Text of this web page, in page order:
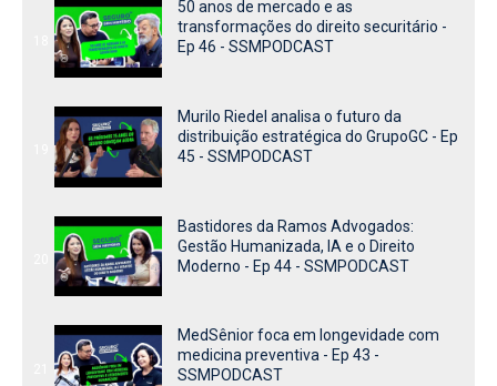
50 anos de mercado e as
transformações do direito securitário -
Ep 46 - SSMPODCAST
Murilo Riedel analisa o futuro da
distribuição estratégica do GrupoGC - Ep
45 - SSMPODCAST
Bastidores da Ramos Advogados:
Gestão Humanizada, IA e o Direito
Moderno - Ep 44 - SSMPODCAST
MedSênior foca em longevidade com
medicina preventiva - Ep 43 -
SSMPODCAST